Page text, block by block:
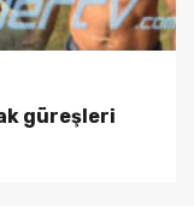
güreşleri